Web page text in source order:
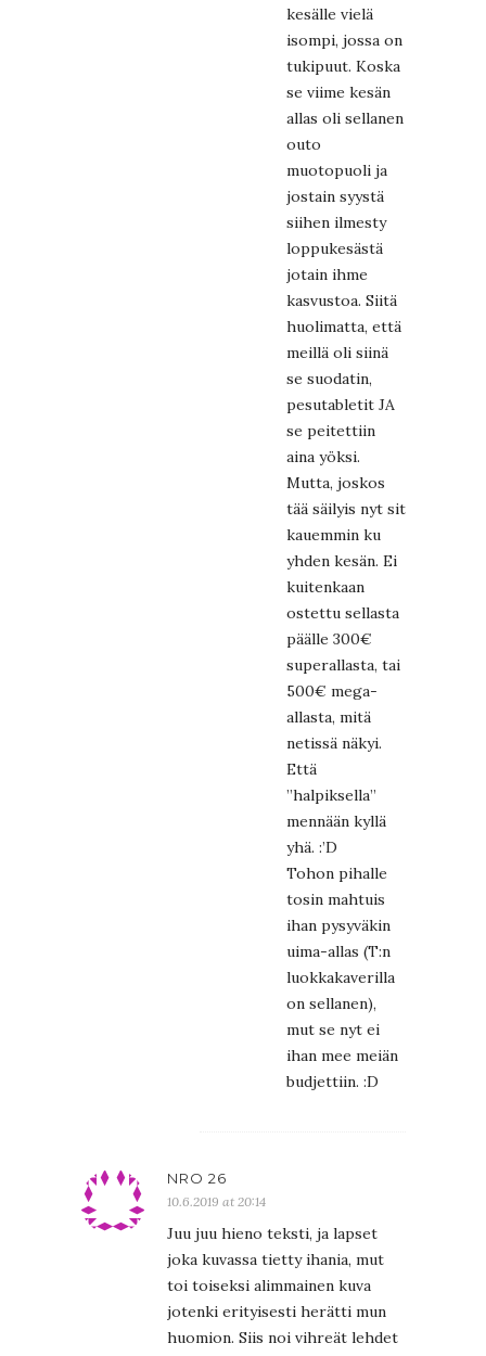
kesälle vielä
isompi, jossa on
tukipuut. Koska
se viime kesän
allas oli sellanen
outo
muotopuoli ja
jostain syystä
siihen ilmesty
loppukesästä
jotain ihme
kasvustoa. Siitä
huolimatta, että
meillä oli siinä
se suodatin,
pesutabletit JA
se peitettiin
aina yöksi.
Mutta, joskos
tää säilyis nyt sit
kauemmin ku
yhden kesän. Ei
kuitenkaan
ostettu sellasta
päälle 300€
superallasta, tai
500€ mega-
allasta, mitä
netissä näkyi.
Että
”halpiksella”
mennään kyllä
yhä. :’D
Tohon pihalle
tosin mahtuis
ihan pysyväkin
uima-allas (T:n
luokkakaverilla
on sellanen),
mut se nyt ei
ihan mee meiän
budjettiin. :D
NRO 26
10.6.2019 at 20:14
Juu juu hieno teksti, ja lapset
joka kuvassa tietty ihania, mut
toi toiseksi alimmainen kuva
jotenki erityisesti herätti mun
huomion. Siis noi vihreät lehdet